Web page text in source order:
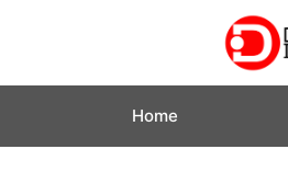
content
Home